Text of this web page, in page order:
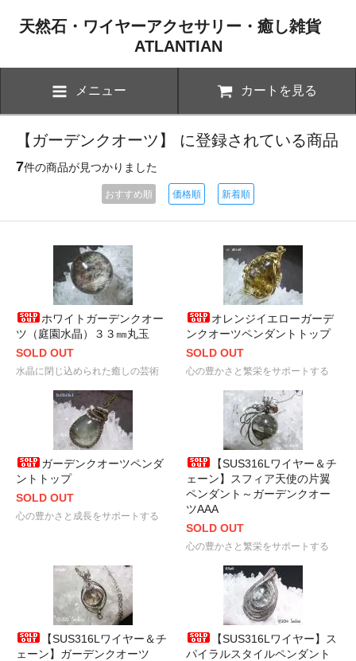
天然石・ワイヤーアクセサリー・癒し雑貨
ATLANTIAN
メニュー カートを見る
【ガーデンクオーツ】 に登録されている商品
7件の商品が見つかりました
おすすめ順 価格順 新着順
ホワイトガーデンクオー
ツ（庭園水晶）３３㎜丸玉
SOLD OUT
水晶に閉じ込められた癒しの芸術
オレンジイエローガーデ
ンクオーツペンダントトップ
SOLD OUT
心の豊かさと繁栄をサポートする
ガーデンクオーツペンダ
ントトップ
SOLD OUT
心の豊かさと成長をサポートする
【SUS316Lワイヤー＆チ
ェーン】スフィア天使の片翼
ペンダント～ガーデンクオー
ツAAA
SOLD OUT
心の豊かさと繁栄をサポートする
【SUS316Lワイヤー＆チ
ェーン】ガーデンクオーツ
【SUS316Lワイヤー】ス
パイラルスタイルペンダント